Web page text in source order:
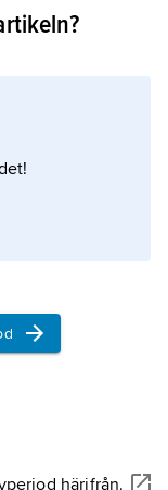
härifrån.